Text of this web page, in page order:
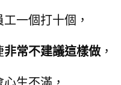
一個打十個，
非常不建議這樣做 ，